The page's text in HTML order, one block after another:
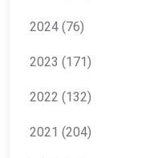
2024 (76)
2023 (171)
2022 (132)
2021 (204)